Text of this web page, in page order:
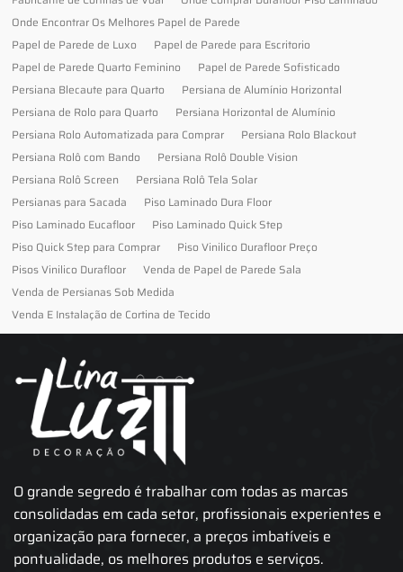
Onde Encontrar Os Melhores Papel de Parede
Papel de Parede de Luxo
Papel de Parede para Escritorio
Papel de Parede Quarto Feminino
Papel de Parede Sofisticado
Persiana Blecaute para Quarto
Persiana de Alumínio Horizontal
Persiana de Rolo para Quarto
Persiana Horizontal de Alumínio
Persiana Rolo Automatizada para Comprar
Persiana Rolo Blackout
Persiana Rolô com Bando
Persiana Rolô Double Vision
Persiana Rolô Screen
Persiana Rolô Tela Solar
Persianas para Sacada
Piso Laminado Dura Floor
Piso Laminado Eucafloor
Piso Laminado Quick Step
Piso Quick Step para Comprar
Piso Vinilico Durafloor Preço
Pisos Vinilico Durafloor
Venda de Papel de Parede Sala
Venda de Persianas Sob Medida
Venda E Instalação de Cortina de Tecido
O grande segredo é trabalhar com todas as marcas
consolidadas em cada setor, profissionais experientes e
organização para fornecer, a preços imbatíveis e
pontualidade, os melhores produtos e serviços.